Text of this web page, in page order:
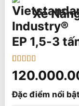
Xe
EP 1,5-3
5trên 5 dựa
trên
8
đánh
Đặc điểm nổi bật